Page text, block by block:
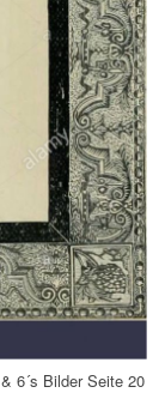
6´s Bilder Seite 20